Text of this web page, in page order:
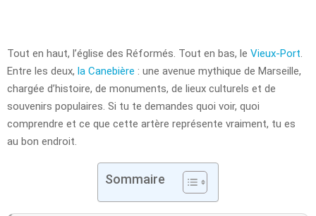
Tout en haut, l’église des Réformés. Tout en bas, le Vieux-Port
Entre les deux, la Canebière : une avenue mythique de Marseille,
chargée d’histoire, de monuments, de lieux culturels et de
souvenirs populaires. Si tu te demandes quoi voir, quoi
comprendre et ce que cette artère représente vraiment, tu es
au bon endroit.
Sommaire